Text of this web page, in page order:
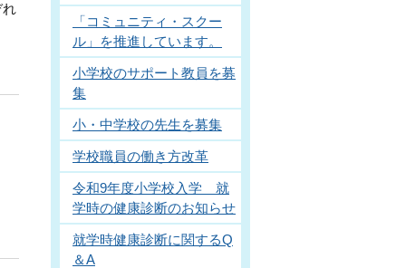
れ
「コミュニティ・スクー
ル」を推進しています。
小学校のサポート教員を募
集
小・中学校の先生を募集
学校職員の働き方改革
令和9年度小学校入学 就
学時の健康診断のお知らせ
就学時健康診断に関するQ
＆A